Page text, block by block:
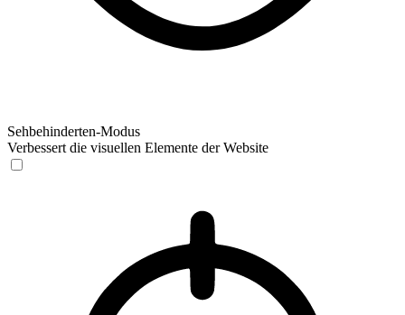
Sehbehinderten-Modus
Verbessert die visuellen Elemente der Website